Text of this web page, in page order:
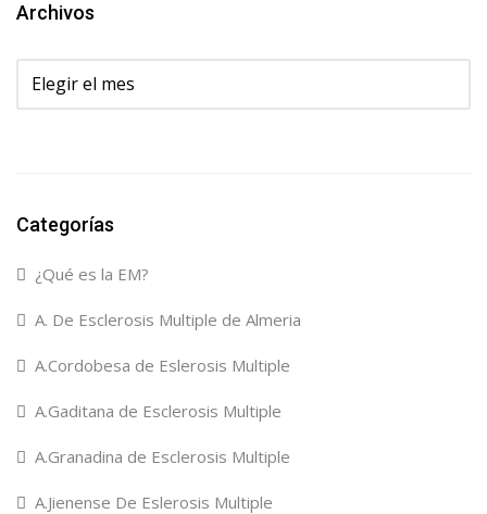
Archivos
Archivos
Categorías
¿Qué es la EM?
A. De Esclerosis Multiple de Almeria
A.Cordobesa de Eslerosis Multiple
A.Gaditana de Esclerosis Multiple
A.Granadina de Esclerosis Multiple
A.Jienense De Eslerosis Multiple